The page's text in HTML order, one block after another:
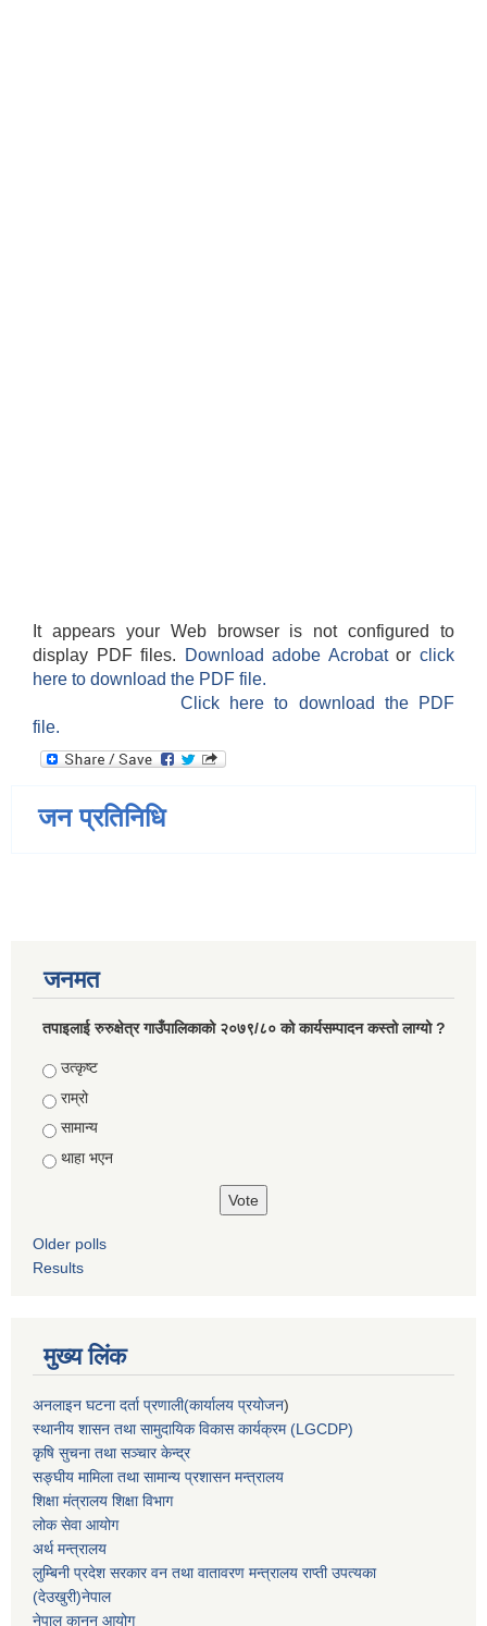
It appears your Web browser is not configured to
display PDF files.
Download adobe Acrobatorclick
here to download the PDF file.
Click here to download the PDF
file.
जन प्रतिनिधि
जनमत
तपाइलाई रुरुक्षेत्र गाउँपालिकाको २०७९/८० को कार्यसम्पादन कस्तो लाग्यो ?
Choices
उत्कृष्ट
राम्रो
सामान्य
थाहा भएन
Older polls
Results
मुख्य लिंक
अनलाइन घटना दर्ता प्रणाली(कार्यालय प्रयोजन)
स्थानीय शासन तथा सामुदायिक विकास कार्यक्रम (LGCDP)
कृषि सुचना तथा सञ्चार केन्द्र
सङ्घीय मामिला तथा सामान्य प्रशासन मन्त्रालय
शिक्षा मंत्रालय शिक्षा विभाग
लोक सेवा आयोग
अर्थ मन्त्रालय
लुम्बिनी प्रदेश सरकार वन तथा वातावरण मन्त्रालय राप्ती उपत्यका
(देउखुरी)नेपाल
नेपाल कानुन आयोग